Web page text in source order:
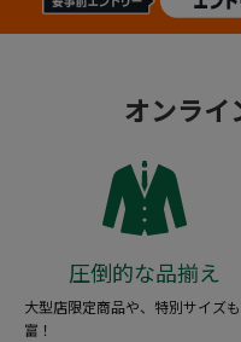
オンライ
圧倒的な品揃え
大型店限定商品や、特別サイズ
富！